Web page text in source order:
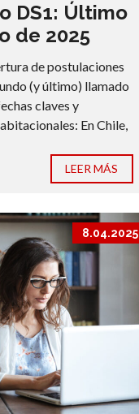
DS1: Último
de 2025
de postulaciones
(y último) llamado
claves y
En Chile,
LEER MÁS
8.04.2025